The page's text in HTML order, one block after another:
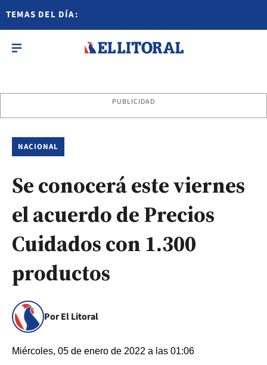
TEMAS DEL DÍA:
PUBLICIDAD
NACIONAL
Se conocerá este viernes
el acuerdo de Precios
Cuidados con 1.300
productos
Por El Litoral
Miércoles, 05 de enero de 2022 a las 01:06